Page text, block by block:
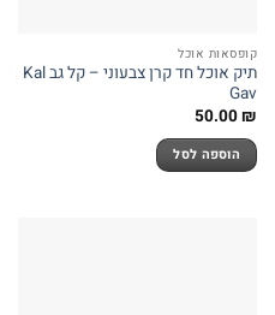
קופסאות אוכל
תיק אוכל חד קרן צבעוני – קל גב Kal
Gav
50.00₪
הוספה לסל